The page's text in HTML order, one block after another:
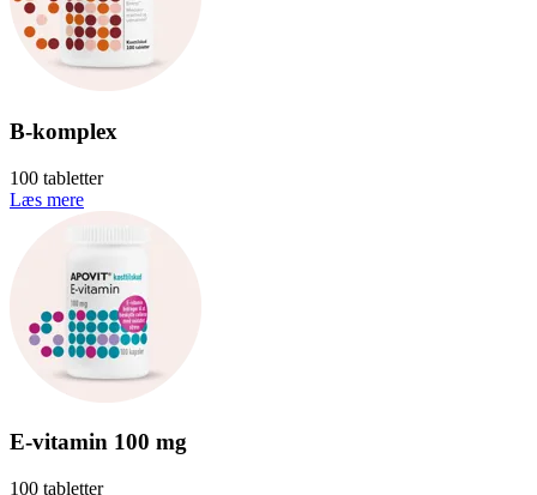
B-komplex
100 tabletter
Læs mere
E-vitamin 100 mg
100 tabletter